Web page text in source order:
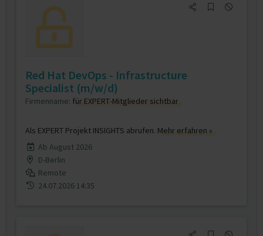
Red Hat DevOps - Infrastructure
Specialist (m/w/d)
Firmenname: für EXPERT-Mitglieder sichtbar
Als EXPERT Projekt INSIGHTS abrufen. Mehr erfahren »
Ab August 2026
D-Berlin
Remote
24.07.2026 14:35